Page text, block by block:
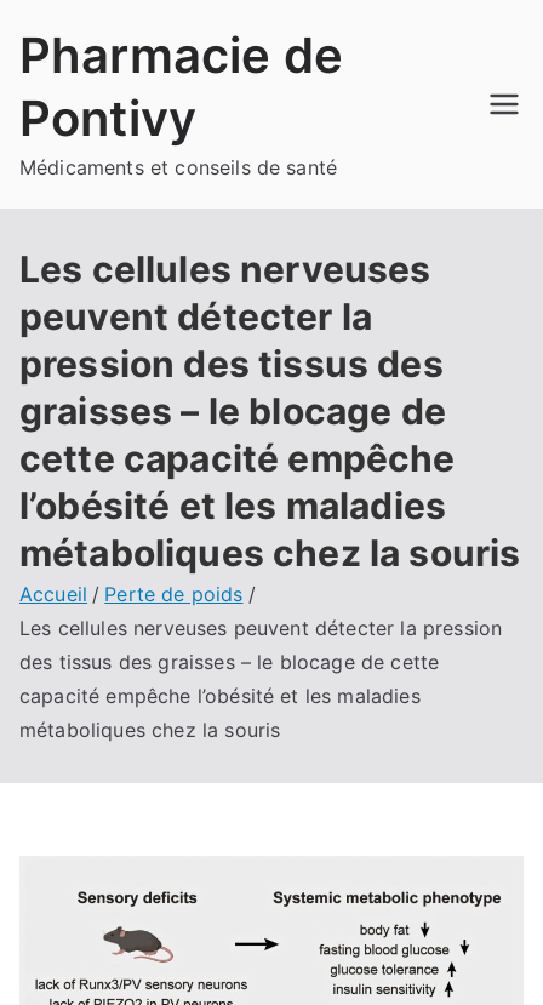
Pharmacie de
Pontivy
Médicaments et conseils de santé
Les cellules nerveuses
peuvent détecter la
pression des tissus des
graisses – le blocage de
cette capacité empêche
l’obésité et les maladies
métaboliques chez la souris
Accueil
Perte de poids
Les cellules nerveuses peuvent détecter la pression
des tissus des graisses – le blocage de cette
capacité empêche l’obésité et les maladies
métaboliques chez la souris